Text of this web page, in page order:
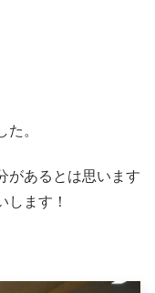
。
があるとは思います
します！